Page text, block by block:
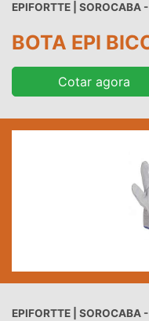
EPIFORTTE | SOROCABA
BOTA EPI
Cotar agora
EPIFORTTE | SOROCABA